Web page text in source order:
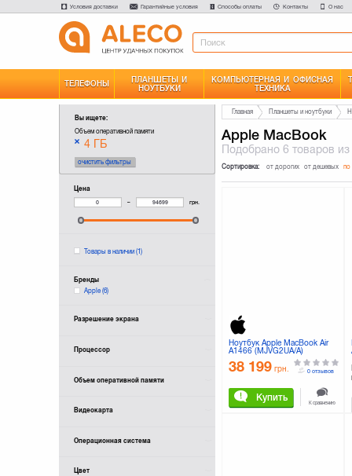
Условия доставки Гарантийные условия Способы оплаты Контакты О нас
ТЕЛЕФОНЫ
ПЛАНШЕТЫ И
НОУТБУКИ
КОМПЬЮТЕРНАЯ И ОФИСНАЯ
ТЕХНИКА
Вы ищете:
Объем оперативной памяти
4 ГБ
очистить фильтры
Цена
– грн.
Товары в наличии(1)
Бренды
Apple(6)
Разрешение экрана
Процессор
Объем оперативной памяти
Видеокарта
Операционная система
Цвет
Главная Планшеты и ноутбуки
Apple MacBook
Подобрано6 товаров
Сортировка: от дорогих от дешевых по
Ноутбук Apple MacBook Air
A1466 (MJVG2UA/A)
38 199 грн.
Купить
0 отзывов
К сравнению